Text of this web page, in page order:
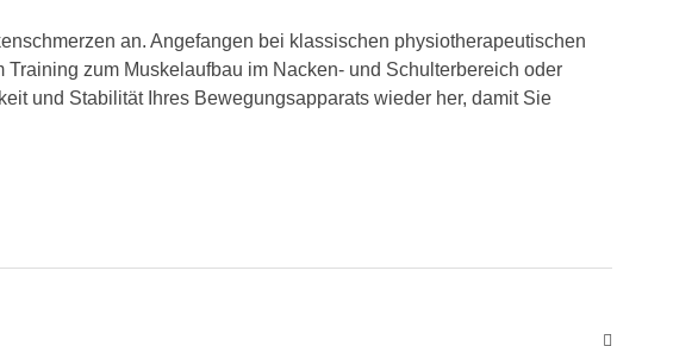
an. Angefangen bei klassischen physiotherapeutischen
zum Muskelaufbau im Nacken- und Schulterbereich oder
und Stabilität Ihres Bewegungsapparats wieder her, damit Sie